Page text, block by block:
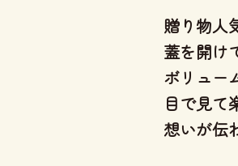
贈り物人
蓋を開け
ボリュー
目で見
想いが伝